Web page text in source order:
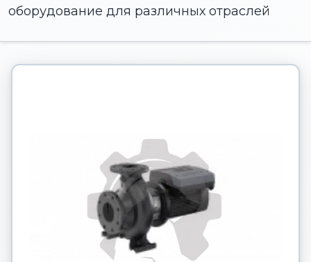
оборудование для различных отраслей